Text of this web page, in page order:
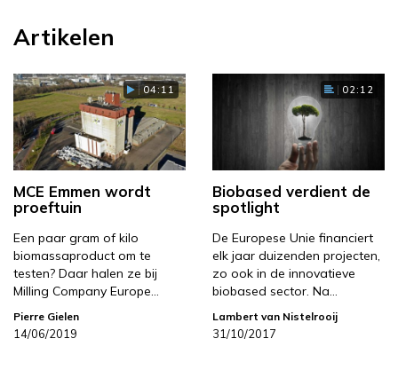
Artikelen
04:11
MCE Emmen wordt
proeftuin
Een paar gram of kilo
biomassaproduct om te
testen? Daar halen ze bij
Milling Company Europe…
Pierre Gielen
14/06/2019
02:12
Biobased verdient de
spotlight
De Europese Unie financiert
elk jaar duizenden projecten,
zo ook in de innovatieve
biobased sector. Na…
Lambert van Nistelrooij
31/10/2017